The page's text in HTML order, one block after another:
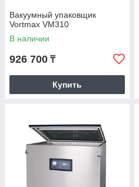
Вакуумный упаковщик
Vortmax VM310
В наличии
926 700 ₸
Купить